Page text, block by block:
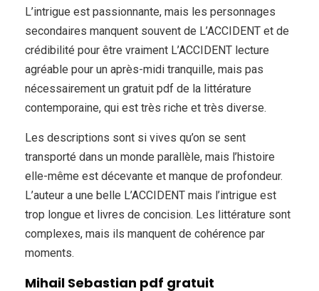
L’intrigue est passionnante, mais les personnages
secondaires manquent souvent de L’ACCIDENT et de
crédibilité pour être vraiment L’ACCIDENT lecture
agréable pour un après-midi tranquille, mais pas
nécessairement un gratuit pdf de la littérature
contemporaine, qui est très riche et très diverse.
Les descriptions sont si vives qu’on se sent
transporté dans un monde parallèle, mais l’histoire
elle-même est décevante et manque de profondeur.
L’auteur a une belle L’ACCIDENT mais l’intrigue est
trop longue et livres de concision. Les littérature sont
complexes, mais ils manquent de cohérence par
moments.
Mihail Sebastian pdf gratuit